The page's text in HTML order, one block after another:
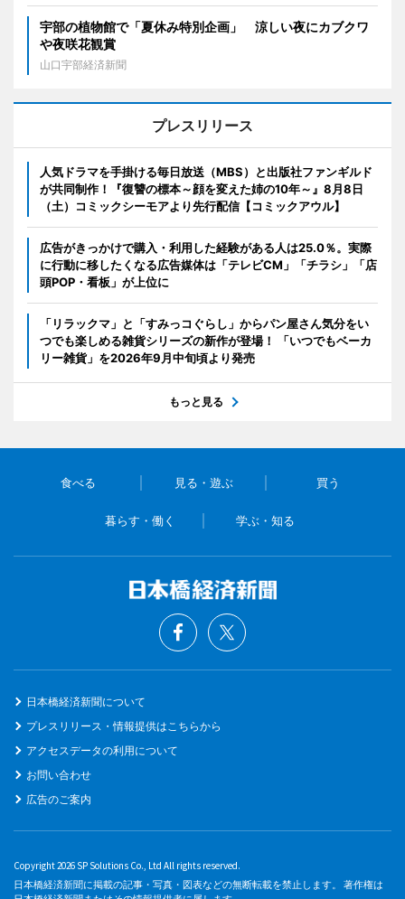
宇部の植物館で「夏休み特別企画」 涼しい夜にカブクワ
や夜咲花観賞
山口宇部経済新聞
プレスリリース
人気ドラマを手掛ける毎日放送（MBS）と出版社ファンギルド
が共同制作！『復讐の標本～顔を変えた姉の10年～』8月8日
（土）コミックシーモアより先行配信【コミックアウル】
広告がきっかけで購入・利用した経験がある人は25.0％。実際
に行動に移したくなる広告媒体は「テレビCM」「チラシ」「店
頭POP・看板」が上位に
「リラックマ」と「すみっコぐらし」からパン屋さん気分をい
つでも楽しめる雑貨シリーズの新作が登場！ 「いつでもベーカ
リー雑貨」を2026年9月中旬頃より発売
もっと見る
食べる 見る・遊ぶ 買う
暮らす・働く 学ぶ・知る
日本橋経済新聞について
プレスリリース・情報提供はこちらから
アクセスデータの利用について
お問い合わせ
広告のご案内
Copyright 2026 SP Solutions Co., Ltd All rights reserved.
日本橋経済新聞に掲載の記事・写真・図表などの無断転載を禁止します。 著作権は